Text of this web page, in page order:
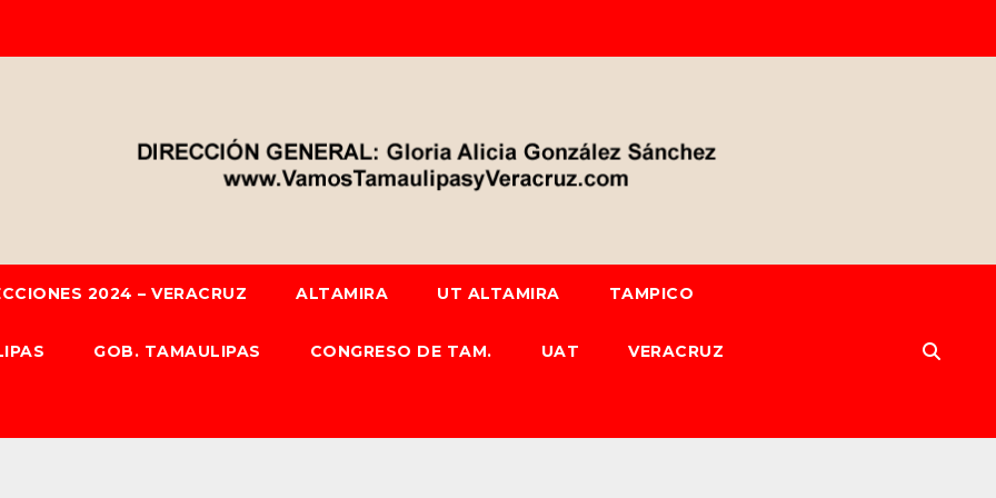
2024 – VERACRUZ ALTAMIRA UT ALTAMIRA TAMPICO
GOB. TAMAULIPAS CONGRESO DE TAM. UAT VERACRUZ